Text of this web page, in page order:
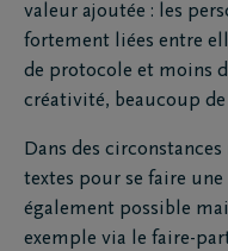
valeur ajoutée : les
fortement liées entre
de protocole et moins
créativité, beaucoup
Dans des
textes pour se faire
également possible
exemple via le faire-